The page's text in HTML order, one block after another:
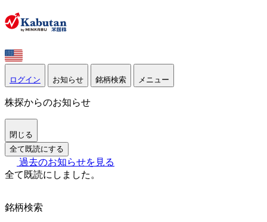
ログイン お知らせ 銘柄検索 メニュー
株探からのお知らせ
閉じる
全て既読にする
過去のお知らせを見る
全て既読にしました。
銘柄検索